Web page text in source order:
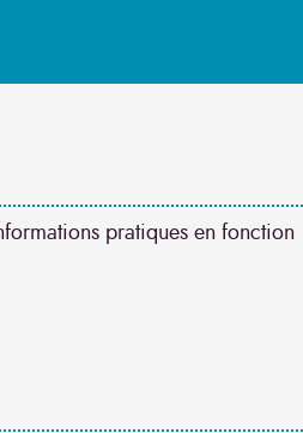
pratiques en fonction